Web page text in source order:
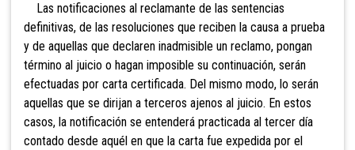
Las notificaciones al reclamante de las sentencias
definitivas, de las resoluciones que reciben la causa a prueba
y de aquellas que declaren inadmisible un reclamo, pongan
término al juicio o hagan imposible su continuación, serán
efectuadas por carta certificada. Del mismo modo, lo serán
aquellas que se dirijan a terceros ajenos al juicio. En estos
casos, la notificación se entenderá practicada al tercer día
contado desde aquél en que la carta fue expedida por el